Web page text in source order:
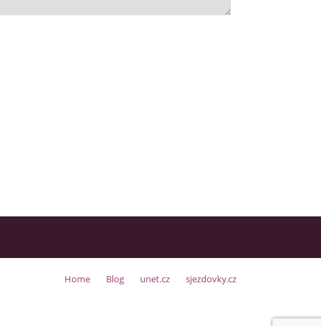
Home Blog unet.cz sjezdovky.cz